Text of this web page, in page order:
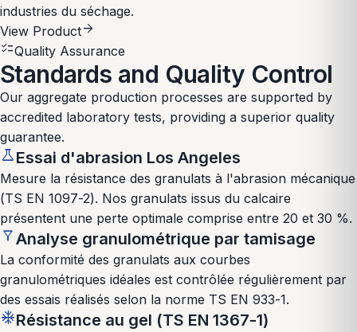
industries du séchage.
View Productarrow_forward
checklistQuality Assurance
Standards and Quality Control
Our aggregate production processes are supported by
accredited laboratory tests, providing a superior quality
guarantee.
scienceEssai d'abrasion Los Angeles
Mesure la résistance des granulats à l'abrasion mécanique
(TS EN 1097-2). Nos granulats issus du calcaire
présentent une perte optimale comprise entre 20 et 30 %.
filter_altAnalyse granulométrique par tamisage
La conformité des granulats aux courbes
granulométriques idéales est contrôlée régulièrement par
des essais réalisés selon la norme TS EN 933-1.
ac_unitRésistance au gel (TS EN 1367-1)